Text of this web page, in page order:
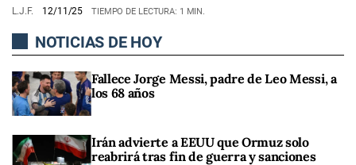
L.J.F. 12/11/25 TIEMPO DE LECTURA: 1 MIN.
NOTICIAS DE HOY
Fallece Jorge Messi, padre de Leo Messi, a
los 68 años
Irán advierte a EEUU que Ormuz solo
reabrirá tras fin de guerra y sanciones